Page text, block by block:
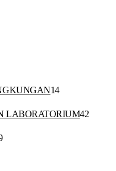
14
LABORATORIUM42